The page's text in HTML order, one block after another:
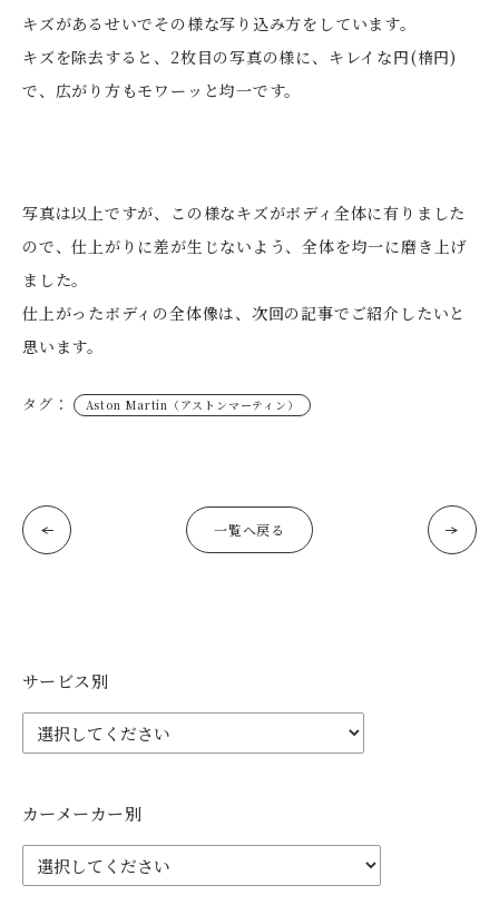
キズがあるせいでその様な写り込み方をしています。
キズを除去すると、2枚目の写真の様に、キレイな円(楕円)
で、広がり方もモワーッと均一です。
写真は以上ですが、この様なキズがボディ全体に有りました
ので、仕上がりに差が生じないよう、全体を均一に磨き上げ
ました。
仕上がったボディの全体像は、次回の記事でご紹介したいと
思います。
タグ： Aston Martin（アストンマーティン）
一覧へ戻る
サービス別
カーメーカー別